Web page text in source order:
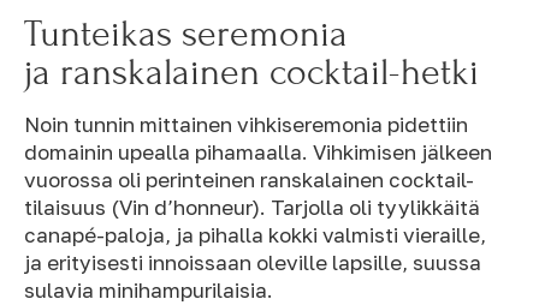
Tunteikas seremonia
ja ranskalainen cocktail-hetki
Noin tunnin mittainen vihkiseremonia pidettiin
domainin upealla pihamaalla. Vihkimisen jälkeen
vuorossa oli perinteinen ranskalainen cocktail-
tilaisuus (Vin d’honneur). Tarjolla oli tyylikkäitä
canapé-paloja, ja pihalla kokki valmisti vieraille,
ja erityisesti innoissaan oleville lapsille, suussa
sulavia minihampurilaisia.